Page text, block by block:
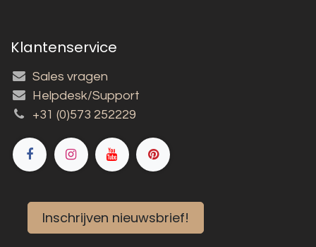
Klantenservice
Sales vragen
Helpdesk/Support
+31 (0)573 252229
Inschrijven nieuwsbrief!